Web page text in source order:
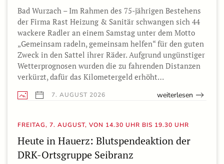
Bad Wurzach – Im Rahmen des 75-jährigen Bestehens
der Firma Rast Heizung & Sanitär schwangen sich 44
wackere Radler an einem Samstag unter dem Motto
„Gemeinsam radeln, gemeinsam helfen“ für den guten
Zweck in den Sattel ihrer Räder. Aufgrund ungünstiger
Wetterprognosen wurden die zu fahrenden Distanzen
verkürzt, dafür das Kilometergeld erhöht…
7. AUGUST 2026 weiterlesen
FREITAG, 7. AUGUST, VON 14.30 UHR BIS 19.30 UHR
Heute in Hauerz: Blutspendeaktion der
DRK-Ortsgruppe Seibranz